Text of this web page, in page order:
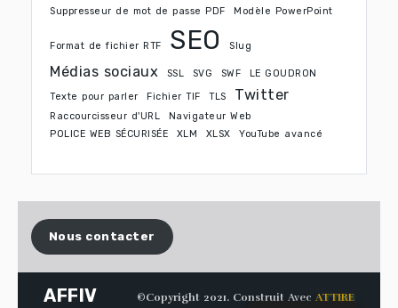
Suppresseur de mot de passe PDF
Modèle PowerPoint
Format de fichier RTF SEO Slug
Médias sociaux SSL SVG SWF
LE GOUDRON
Texte pour parler
Fichier TIF TLS Twitter
Raccourcisseur d'URL
Navigateur Web
POLICE WEB SÉCURISÉE
XLM XLSX YouTube avancé
Nous contacter
AFFIV ©Copyright 2021. Construit Avec ATTIRE